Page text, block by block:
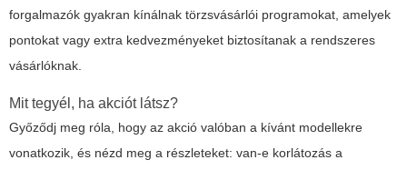
forgalmazók gyakran kínálnak törzsvásárlói programokat, amelyek
pontokat vagy extra kedvezményeket biztosítanak a rendszeres
vásárlóknak.
Mit tegyél, ha akciót látsz?
Győződj meg róla, hogy az akció valóban a kívánt modellekre
vonatkozik, és nézd meg a részleteket: van-e korlátozás a